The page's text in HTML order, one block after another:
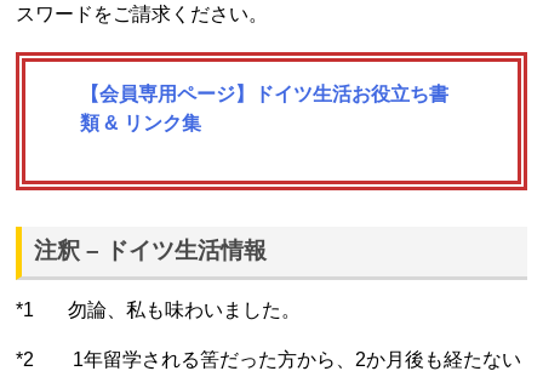
スワードをご請求ください。
【会員専用ページ】ドイツ生活お役立ち書
類 & リンク集
注釈 – ドイツ生活情報
*1 勿論、私も味わいました。
*2 1年留学される筈だった方から、2か月後も経たない